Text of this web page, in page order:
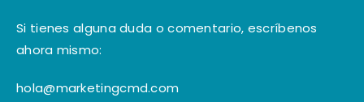
Si tienes alguna duda o comentario, escríbenos
ahora mismo:
hola@marketingcmd.com